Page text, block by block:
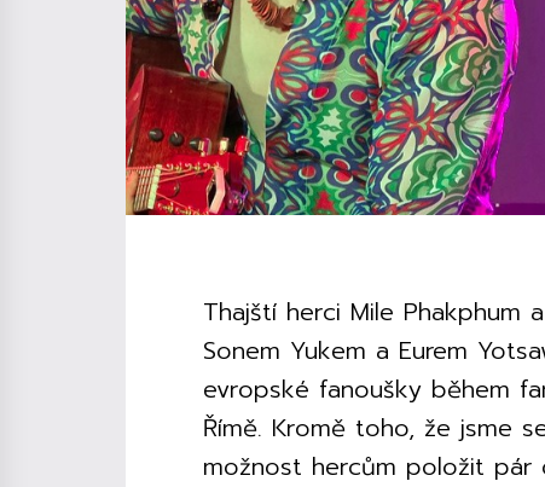
Thajští herci Mile
Sonem Yukem a Eurem
evropské fanoušky během
Římě. Kromě toho, že jsme
možnost hercům položit pár